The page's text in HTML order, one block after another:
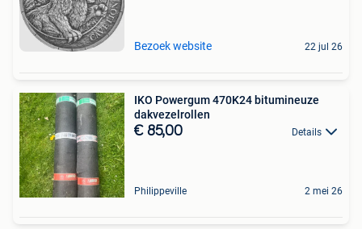
Bezoek website 22 jul 26
IKO Powergum 470K24 bitumineuze
dakvezelrollen
€ 85,00 Details
Philippeville 2 mei 26